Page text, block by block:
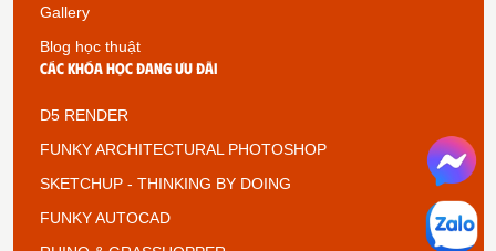
Gallery
Blog học thuật
Các khóa học đang ưu đãi
D5 RENDER
FUNKY ARCHITECTURAL PHOTOSHOP
SKETCHUP - THINKING BY DOING
FUNKY AUTOCAD